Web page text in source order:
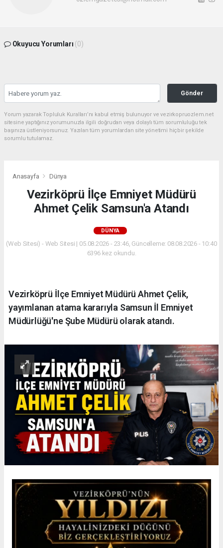
Okuyucu Yorumları (0)
Gönder
Yorum yazarak Topluluk Kuralları’nı kabul etmiş bulunuyor ve vezirkopruozlem.net
sitesine yaptığınız yorumunuzla ilgili doğrudan veya dolaylı tüm sorumluluğu tek
başınıza üstleniyorsunuz. Yazılan tüm yorumlardan site yönetimi hiçbir şekilde
sorumlu tutulamaz.
Anasayfa Dünya
Vezirköprü İlçe Emniyet Müdürü
Ahmet Çelik Samsun'a Atandı
DÜNYA
(Web Sitesi) - Web Sitesi | 05.08.2026 - 23:46, Güncelleme: 08.08.2026 - 10:40
6396 kez okundu.
Vezirköprü İlçe Emniyet Müdürü Ahmet Çelik,
yayımlanan atama kararıyla Samsun İl Emniyet
Müdürlüğü'ne Şube Müdürü olarak atandı.